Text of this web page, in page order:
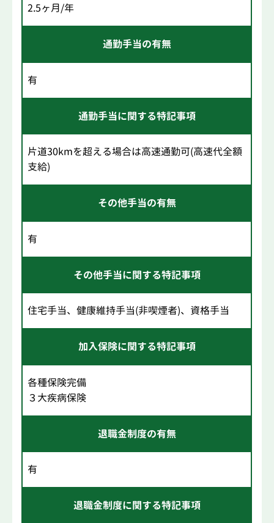
2.5ヶ月/年
通勤手当の有無
有
通勤手当に関する特記事項
片道30kmを超える場合は高速通勤可(高速代全額
支給)
その他手当の有無
有
その他手当に関する特記事項
住宅手当、健康維持手当(非喫煙者)、資格手当
加入保険に関する特記事項
各種保険完備
３大疾病保険
退職金制度の有無
有
退職金制度に関する特記事項